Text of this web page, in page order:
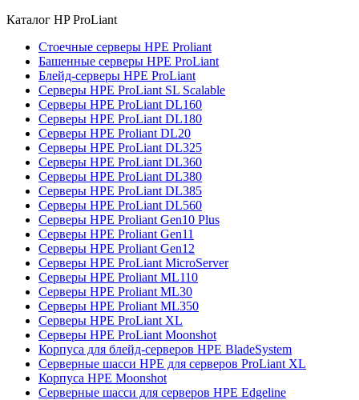
Каталог HP ProLiant
Стоечные серверы HPE Proliant
Башенные серверы HPE ProLiant
Блейд-серверы HPE ProLiant
Серверы HPE ProLiant SL Scalable
Серверы HPE ProLiant DL160
Серверы HPE ProLiant DL180
Серверы HPE Proliant DL20
Серверы HPE ProLiant DL325
Серверы HPE ProLiant DL360
Серверы HPE ProLiant DL380
Серверы HPE ProLiant DL385
Серверы HPE ProLiant DL560
Серверы HPE Proliant Gen10 Plus
Серверы HPE Proliant Gen11
Серверы HPE Proliant Gen12
Серверы HPE ProLiant MicroServer
Серверы HPE Proliant ML110
Серверы HPE Proliant ML30
Серверы HPE Proliant ML350
Серверы HPE ProLiant XL
Серверы HPE ProLiant Moonshot
Корпуса для блейд-серверов HPE BladeSystem
Серверные шасси HPE для серверов ProLiant XL
Корпуса HPE Moonshot
Серверные шасси для серверов HPE Edgeline